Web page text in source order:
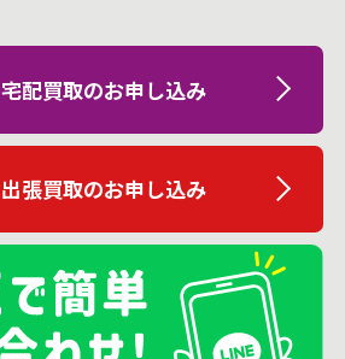
宅配買取のお申し込み
出張買取のお申し込み